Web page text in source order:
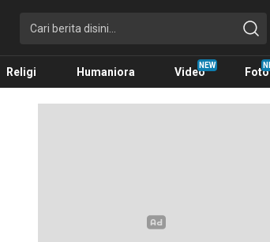
Religi Humaniora Video Foto